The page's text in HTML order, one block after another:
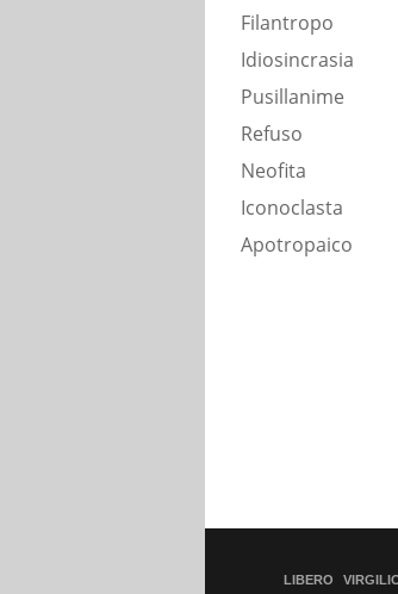
Filantropo
Idiosincrasia
Pusillanime
Refuso
Neofita
Iconoclasta
Apotropaico
LIBERO